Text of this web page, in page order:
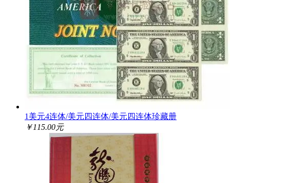
1美元4连体/美元四连体/美元四连体珍藏册
￥115.00元